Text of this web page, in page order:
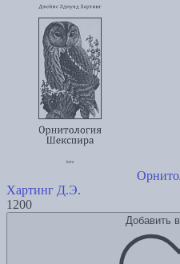
Хартинг Д.Э.
1200
Добавить